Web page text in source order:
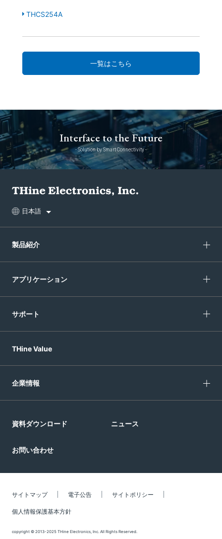
THCS254A
一覧はこちら
Interface to the Future
- Solution by Smart Connectivity -
日本語
製品紹介
アプリケーション
サポート
THine Value
企業情報
資料ダウンロード ニュース
お問い合わせ
サイトマップ 電子公告 サイトポリシー
個人情報保護基本方針
copyright © 2013-2025 THine Electronics, Inc. All Rights Reserved.